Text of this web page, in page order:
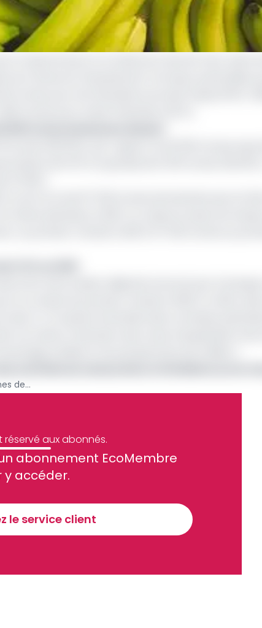
réservé aux abonnés.
abonnement EcoMembre
y accéder.
le service client
Le Cameroun a exporté 57 523 tonnes de banane dessert au premier trimestre 2022
et financier tous les jours avant 10 heures.
nos communications. Vous pouvez vous désabonner à tout moment.